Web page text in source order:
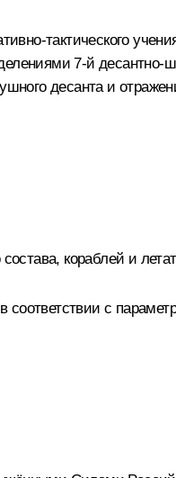
тактического
7‑й
десанта и
кораблей и
соответствии с